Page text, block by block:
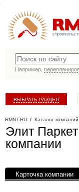
Например,
ВЫБРАТЬ РАЗДЕЛ
RMNT.RU / Каталог компаний
Элит
компании
Карточка компании